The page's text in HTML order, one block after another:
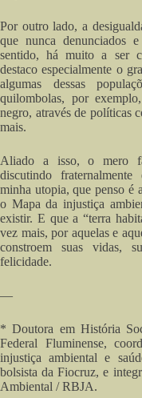
Por outro lado, a
que nunca denunciados
sentido, há muito a ser
destaco especialmente o
algumas dessas
quilombolas, por
negro, através de políticas
mais.
Aliado a isso, o mero
discutindo
minha utopia, que penso é
o Mapa da injustiça
existir. E que a “terra
vez mais, por aquelas e
constroem suas vidas,
felicidade.
—
* Doutora em História
Federal Fluminense,
injustiça ambiental e
bolsista da Fiocruz, e
Ambiental / RBJA.